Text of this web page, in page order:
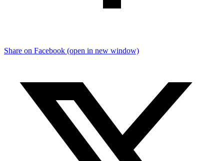
Share on Facebook (open in new window)